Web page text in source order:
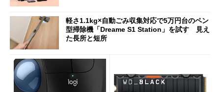
軽さ1.1kg×自動ごみ収集対応で5万円台のペン
型掃除機「Dreame S1 Station」を試す 見え
た長所と短所